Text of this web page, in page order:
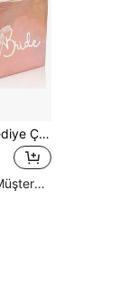
6 adet/11 adet, Gelin Hediye Çantaları, Düğün Dekorasyon Hediye Çantaları, Nedime Hediye Çantaları Yaratıcı Düğün Dekorasyonu, Gelin Duşu Çay Partisi Yenilikçi Düğün Dekorasyonu Parıltılı Hediye Çantaları
Yüksek Tekrar Eden Müşteriler